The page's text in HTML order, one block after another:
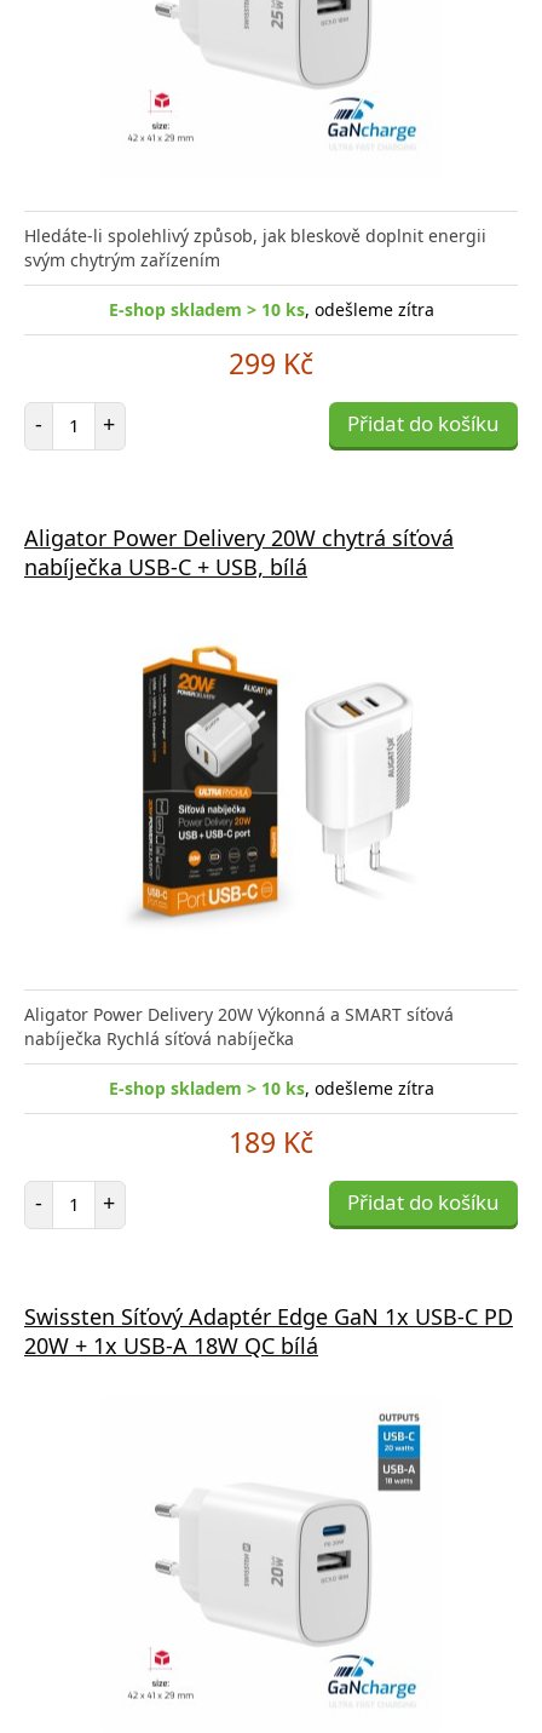
Hledáte-li spolehlivý způsob, jak bleskově doplnit energii
svým chytrým zařízením
E-shop skladem > 10 ks, odešleme zítra
299 Kč
- Počet položek
+ Přidat do košíku
Aligator Power Delivery 20W chytrá síťová
nabíječka USB-C + USB, bílá
Aligator Power Delivery 20W Výkonná a SMART síťová
nabíječka Rychlá síťová nabíječka
E-shop skladem > 10 ks, odešleme zítra
189 Kč
- Počet položek
+ Přidat do košíku
Swissten Síťový Adaptér Edge GaN 1x USB-C PD
20W + 1x USB-A 18W QC bílá